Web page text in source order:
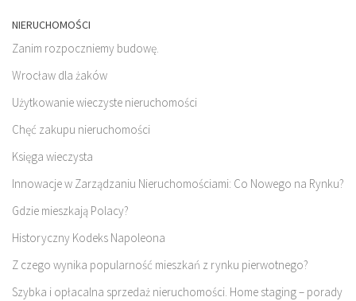
NIERUCHOMOŚCI
Zanim rozpoczniemy budowę.
Wrocław dla żaków
Użytkowanie wieczyste nieruchomości
Chęć zakupu nieruchomości
Księga wieczysta
Innowacje w Zarządzaniu Nieruchomościami: Co Nowego na Rynku?
Gdzie mieszkają Polacy?
Historyczny Kodeks Napoleona
Z czego wynika popularność mieszkań z rynku pierwotnego?
Szybka i opłacalna sprzedaż nieruchomości. Home staging – porady